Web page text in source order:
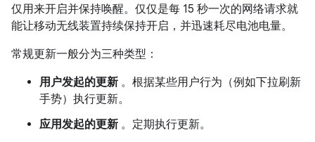
仅用来开启并保持唤醒。仅仅是每 15 秒一次的网络请求就
能让移动无线装置持续保持开启，并迅速耗尽电池电量。
常规更新一般分为三种类型：
用户发起的更新 。根据某些用户行为（例如下拉刷新
手势）执行更新。
应用发起的更新 。定期执行更新。